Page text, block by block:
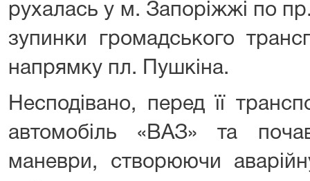
рухалась у м. Запоріжжі по
зупинки громадського
напрямку пл. Пушкіна.
Несподівано, перед її
автомобіль «ВАЗ» та
маневри, створюючи